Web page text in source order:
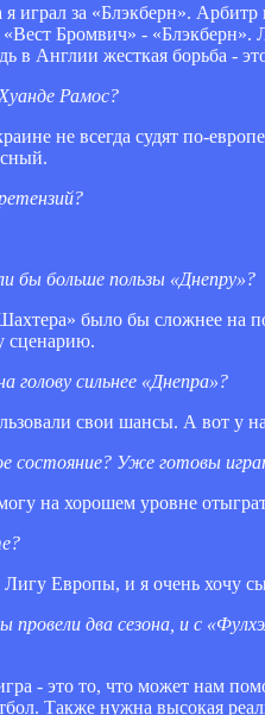
играл за «Блэкберн».
«Вест Бромвич» -
в Англии жесткая борьба -
Рамос?
не всегда судят по-
бы больше пользы «Днепру»?
было бы сложнее на
сценарию.
сильнее «Днепра»?
свои шансы. А вот у
состояние? Уже готовы
на хорошем уровне
Лигу Европы, и я очень хочу
провели два сезона, и с
- это то, что может нам
Также нужна высокая